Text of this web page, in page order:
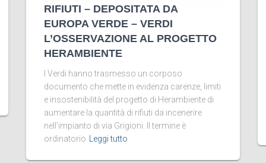
RIFIUTI – DEPOSITATA DA
EUROPA VERDE – VERDI
L’OSSERVAZIONE AL PROGETTO
HERAMBIENTE
I Verdi hanno trasmesso un corposo
documento che mette in evidenza carenze, limiti
e insostenibilità del progetto di Herambiente di
aumentare la quantità di rifiuti da incenerire
nell’impianto di via Grigioni. Il termine è
ordinatorio
Leggi tutto